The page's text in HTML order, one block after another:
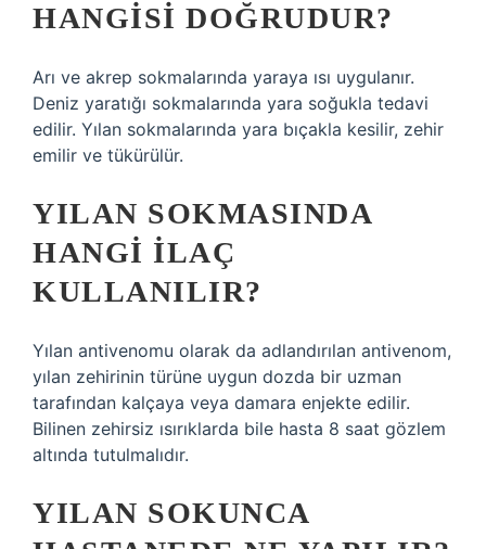
HANGISI DOĞRUDUR?
Arı ve akrep sokmalarında yaraya ısı uygulanır.
Deniz yaratığı sokmalarında yara soğukla ​​tedavi
edilir. Yılan sokmalarında yara bıçakla kesilir, zehir
emilir ve tükürülür.
YILAN SOKMASINDA
HANGI ILAÇ
KULLANILIR?
Yılan antivenomu olarak da adlandırılan antivenom,
yılan zehirinin türüne uygun dozda bir uzman
tarafından kalçaya veya damara enjekte edilir.
Bilinen zehirsiz ısırıklarda bile hasta 8 saat gözlem
altında tutulmalıdır.
YILAN SOKUNCA